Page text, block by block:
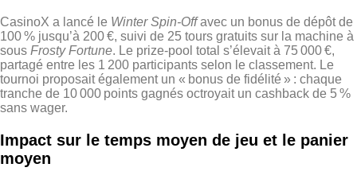
CasinoX a lancé le Winter Spin‑Offavec un bonus de dépôt de
100 % jusqu’à 200 €, suivi de 25 tours gratuits sur la machine à
sous Frosty Fortune. Le prize‑pool total s’élevait à 75 000 €,
partagé entre les 1 200 participants selon le classement. Le
tournoi proposait également un « bonus de fidélité » : chaque
tranche de 10 000 points gagnés octroyait un cashback de 5 %
sans wager.
Impact sur le temps moyen de jeu et le panier
moyen